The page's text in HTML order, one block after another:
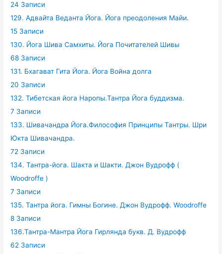
24 Записи
129. Адвайта Веданта Йога. Йога преодоления Майи.
15 Записи
130. Йога Шива Самхиты. Йога Почитателей Шивы
68 Записи
131. Бхагават Гита Йога. Йога Война долга
20 Записи
132. Тибетская йога Наропы.Тантра Йога буддизма.
7 Записи
133. Шивачандра Йога.Философия Принципы Тантры. Шри
Юкта Шивачандра.
72 Записи
134. Тантра-йога. Шакта и Шакти. Джон Вудрофф (
Woodroffe )
7 Записи
135. Тантра йога. Гимны Богине. Джон Вудрофф. Woodroffe
8 Записи
136.Тантра-Мантра Йога Гирлянда букв. Д. Вудрофф
62 Записи